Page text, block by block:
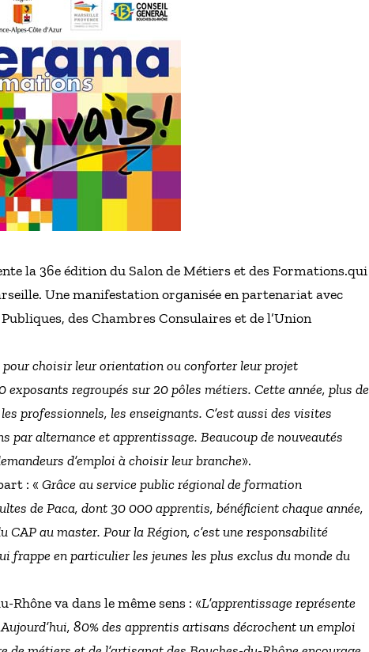
la 36e édition du Salon de Métiers et des Formations.qui
Une manifestation organisée en partenariat avec
des Chambres Consulaires et de l’Union
choisir leur orientation ou conforter leur projet
regroupés sur 20 pôles métiers. Cette année, plus de
professionnels, les enseignants. C’est aussi des visites
par alternance et apprentissage. Beaucoup de nouveautés
d’emploi à choisir leur branche».
: « Grâce au service public régional de formation
de Paca, dont 30 000 apprentis, bénéficient chaque année,
au master. Pour la Région, c’est une responsabilité
frappe en particulier les jeunes les plus exclus du monde du
va dans le même sens : «L’apprentissage représente
80% des apprentis artisans décrochent un emploi